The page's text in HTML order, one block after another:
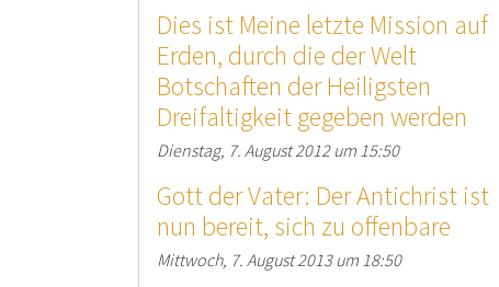
Dies ist Meine letzte Mission auf
Erden, durch die der Welt
Botschaften der Heiligsten
Dreifaltigkeit gegeben werden
Dienstag, 7. August 2012 um 15:50
Gott der Vater: Der Antichrist ist
nun bereit, sich zu offenbare
Mittwoch, 7. August 2013 um 18:50